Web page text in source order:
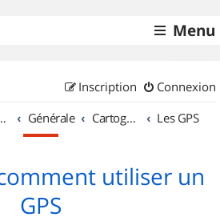
Menu
Connexion
Inscription
Générale Cartographie et GPS Les GPS
utiliser un
GPS